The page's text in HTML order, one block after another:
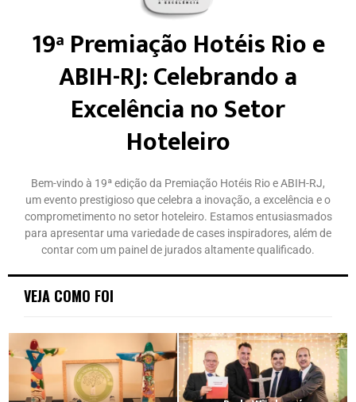
19ª Premiação Hotéis Rio e
ABIH-RJ: Celebrando a
Excelência no Setor
Hoteleiro
Bem-vindo à 19ª edição da Premiação Hotéis Rio e ABIH-RJ,
um evento prestigioso que celebra a inovação, a excelência e o
comprometimento no setor hoteleiro. Estamos entusiasmados
para apresentar uma variedade de cases inspiradores, além de
contar com um painel de jurados altamente qualificado.
VEJA COMO FOI